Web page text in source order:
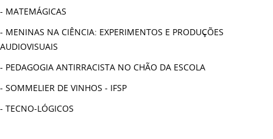
- MATEMÁGICAS
- MENINAS NA CIÊNCIA: EXPERIMENTOS E PRODUÇÕES
AUDIOVISUAIS
- PEDAGOGIA ANTIRRACISTA NO CHÃO DA ESCOLA
- SOMMELIER DE VINHOS - IFSP
- TECNO-LÓGICOS